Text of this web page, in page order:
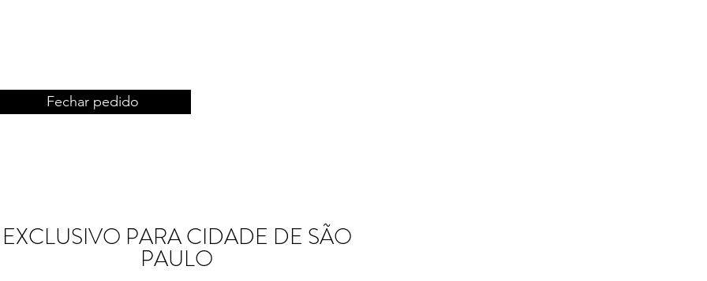
Fechar pedido
EXCLUSIVO PARA CIDADE DE SÃO
PAULO